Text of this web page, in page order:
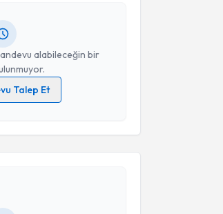
alabileceğin bir
Talep Et
ilişkinAydınlatma Metni